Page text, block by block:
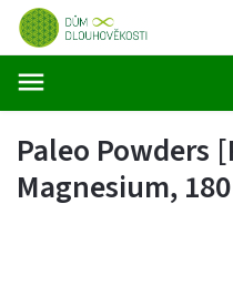
Paleo Powders
Magnesium,